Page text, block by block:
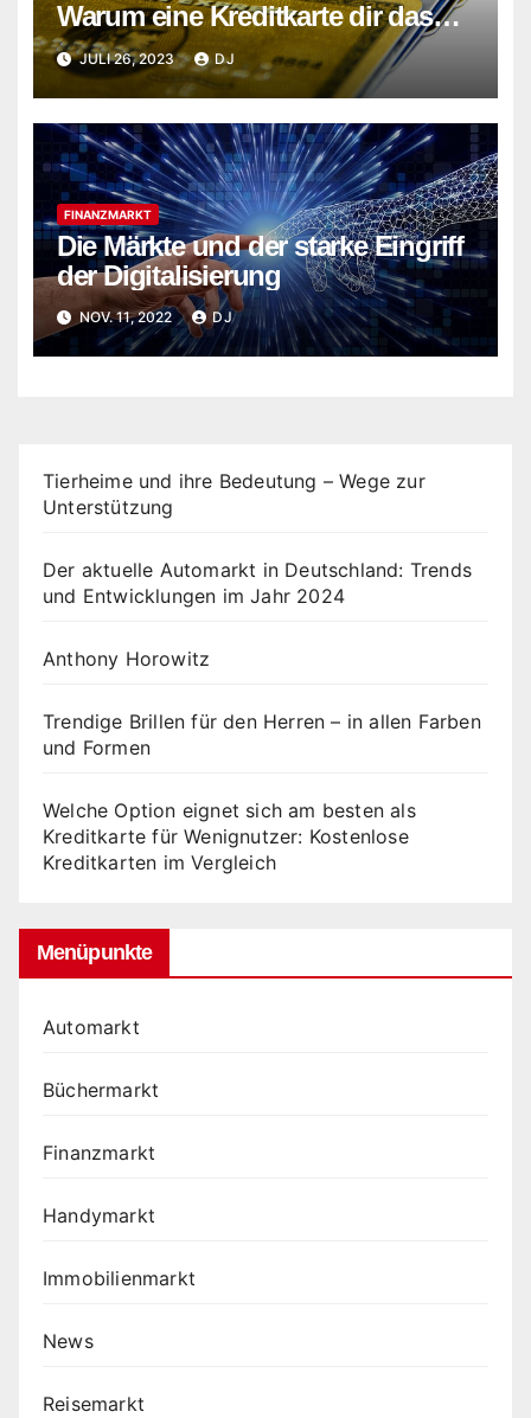
Warum eine Kreditkarte dir das
Reisen erleichtert
JULI 26, 2023 DJ
FINANZMARKT
Die Märkte und der starke Eingriff
der Digitalisierung
NOV. 11, 2022 DJ
Tierheime und ihre Bedeutung – Wege zur
Unterstützung
Der aktuelle Automarkt in Deutschland: Trends
und Entwicklungen im Jahr 2024
Anthony Horowitz
Trendige Brillen für den Herren – in allen Farben
und Formen
Welche Option eignet sich am besten als
Kreditkarte für Wenignutzer: Kostenlose
Kreditkarten im Vergleich
Menüpunkte
Automarkt
Büchermarkt
Finanzmarkt
Handymarkt
Immobilienmarkt
News
Reisemarkt